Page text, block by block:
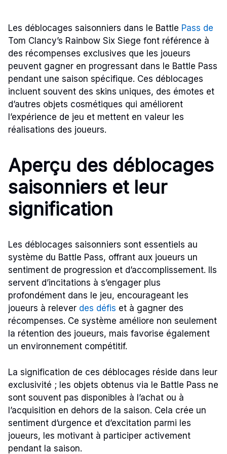
Les déblocages saisonniers dans le Battle Pass de
Tom Clancy’s Rainbow Six Siege font référence à
des récompenses exclusives que les joueurs
peuvent gagner en progressant dans le Battle Pass
pendant une saison spécifique. Ces déblocages
incluent souvent des skins uniques, des émotes et
d’autres objets cosmétiques qui améliorent
l’expérience de jeu et mettent en valeur les
réalisations des joueurs.
Aperçu des déblocages
saisonniers et leur
signification
Les déblocages saisonniers sont essentiels au
système du Battle Pass, offrant aux joueurs un
sentiment de progression et d’accomplissement. Ils
servent d’incitations à s’engager plus
profondément dans le jeu, encourageant les
joueurs à relever des défis et à gagner des
récompenses. Ce système améliore non seulement
la rétention des joueurs, mais favorise également
un environnement compétitif.
La signification de ces déblocages réside dans leur
exclusivité ; les objets obtenus via le Battle Pass ne
sont souvent pas disponibles à l’achat ou à
l’acquisition en dehors de la saison. Cela crée un
sentiment d’urgence et d’excitation parmi les
joueurs, les motivant à participer activement
pendant la saison.